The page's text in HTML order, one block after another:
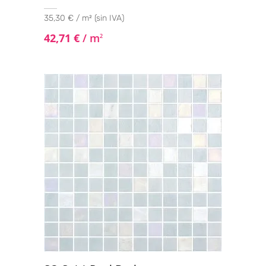
25x150 (2)
30x30
(10)
30x60 Mosaic(2)
30x60 Pasta Roja(1)
(1)
30x61 Suelo(1)
30X150(6)
31.6x31.6(1)
32.5x32.5(1)
35,30 € / m² (sin IVA)
42,71 € / m2